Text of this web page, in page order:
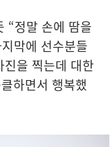
“정말 손에 땀을
막에 선수분들
을 찍는데 대한
하면서 행복했